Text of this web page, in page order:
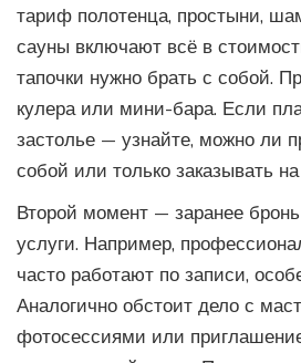
тариф полотенца, простыни,
сауны включают всё в
тапочки нужно брать с собой.
кулера или мини-бара. Если
застолье — узнайте, можно ли
собой или только заказывать
Второй момент — заранее
услуги. Например,
часто работают по записи,
Аналогично обстоит дело с
фотосессиями или